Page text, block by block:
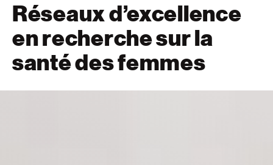
Réseaux d’excellence
en recherche sur la
santé des femmes